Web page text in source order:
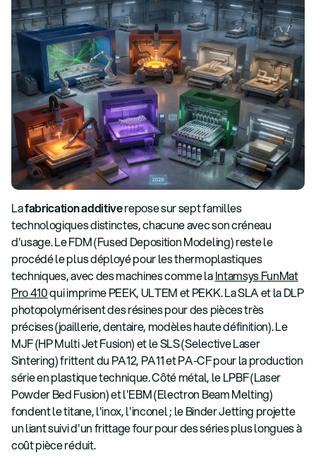
Lafabrication additiverepose sur sept familles
technologiques distinctes, chacune avec son créneau
d'usage. Le FDM (Fused Deposition Modeling) reste le
procédé le plus déployé pour les thermoplastiques
techniques, avec des machines comme laIntamsys FunMat
Pro 410qui imprime PEEK, ULTEM et PEKK. La SLA et la DLP
photopolymérisent des résines pour des pièces très
précises (joaillerie, dentaire, modèles haute définition). Le
MJF (HP Multi Jet Fusion) et le SLS (Selective Laser
Sintering) frittent du PA12, PA11 et PA-CF pour la production
série en plastique technique. Côté métal, le LPBF (Laser
Powder Bed Fusion) et l'EBM (Electron Beam Melting)
fondent le titane, l'inox, l'inconel ; le Binder Jetting projette
un liant suivi d'un frittage four pour des séries plus longues à
coût pièce réduit.